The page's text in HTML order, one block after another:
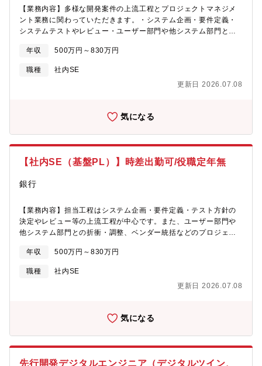
トレンドの技術を身につけたい方にはおすすめの環境です。■各ク
ラウドベンダーとも定期的なミーティングを行っており、最新の
情報を入手できる環境です
【業務内容】多様な開発案件の上流工程とプロジェクトマネジメ
ント業務に関わっていただきます。・システム企画・要件定義・
システムテストやレビュー・ユーザー部門や他システム部門との
社に外注しているため、担当工程はの上流工程が中心です。■入社
後お任せする業務：まずは先輩社員と一緒にプロジェクトに参画
いただき、業務知識などを身につけていただきます。＜プロジェ
クト例＞・外国系資産管理システムの再構築・国内証券決済系シ
務効率化案件、等徐々に1人立ちしていただき、中～大規模プロジ
（COBOL,C,JAVA,VB等）、ホストシステム（z/OS）、オープン
ウド（Azure, AWS等）■配属組織：開発部ではホスト系や分散系
す。金融業の根幹に携わる組織で、社内のユーザー部門やインフ
ただきます。システム開発を通じた資産管理業務への貢献や、大
規模システムに携わるやりがいを実感できます。■働き方：残業時
間は月平均20～30時間で、40時間を超えるとアラートが上がる仕
ライフバランスも重視できます。■採用背景：同社は、600兆円の
です。2020年7月に前身となる3社の合併により誕生しました。サ
ービス向上や業務効率化などに向け、積極的なIT投資に伴う複数
人材を募集しています。【魅力】★ビジネスならではのIT部門の
年収 500万円～830万円
職種
社内SE
更新日 2026.07.08
気になる
【社内SE（基盤PL）】時差出勤可/役職定年無
銀行
【業務内容】担当工程はシステム企画・要件定義・テスト方針の
決定やレビュー等の上流工程が中心です。また、ユーザー部門や
他システム部門との折衝・調整、ベンダー統括などのプロジェク
拡大に伴うネットワーク構築（拠点フロアのWi-Fi化、拠点間ネッ
トワーク敷設）・社内OA全体の戦略策定～構築（Microsoft365導
入、ファイルサーバー最適化、ドメイン統合など・ホストシステ
ム(IBM z)の基盤(ハードウェア/OS/ミドルウェア)更改、ダウンサ
の基盤(ハードウェア/OS/ミドルウェア)更改、Linux化・・ パブリ
配どのプロジェクトもユーザー部門とコミュニケーションをとる
年収 500万円～830万円
職種
社内SE
更新日 2026.07.08
気になる
先行開発デジタルエンジニア（デジタルツイン、